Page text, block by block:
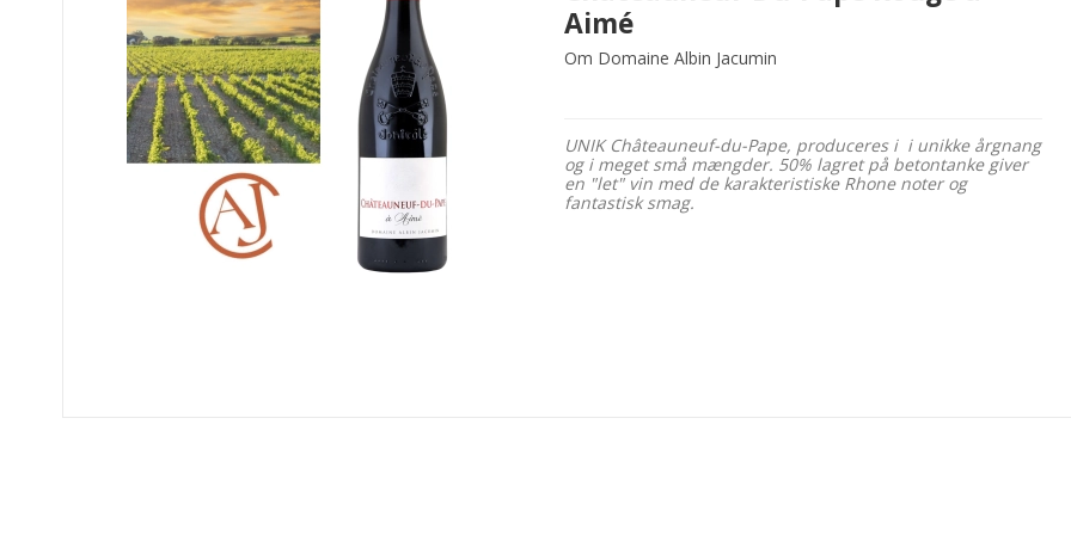
Aimé
Om Domaine Albin Jacumin
UNIK Châteauneuf-du-Pape, produceres i i unikke årgnang
og i meget små mængder. 50% lagret på betontanke giver
en "let" vin med de karakteristiske Rhone noter og
fantastisk smag.